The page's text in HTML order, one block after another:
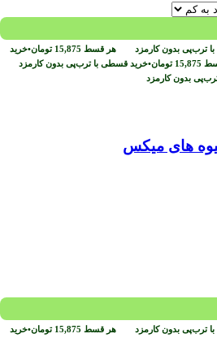
ترب‌پی بدون کارمزد هر قسط 15,875 تومان•خرید
15,875 تومان•خرید قسطی با ترب‌پی بدون کارمزد
بدون کارمزد
های میکس
ترب‌پی بدون کارمزد هر قسط 15,875 تومان•خرید